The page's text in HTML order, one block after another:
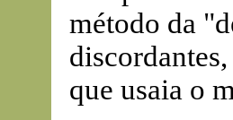
método da
que usaia o